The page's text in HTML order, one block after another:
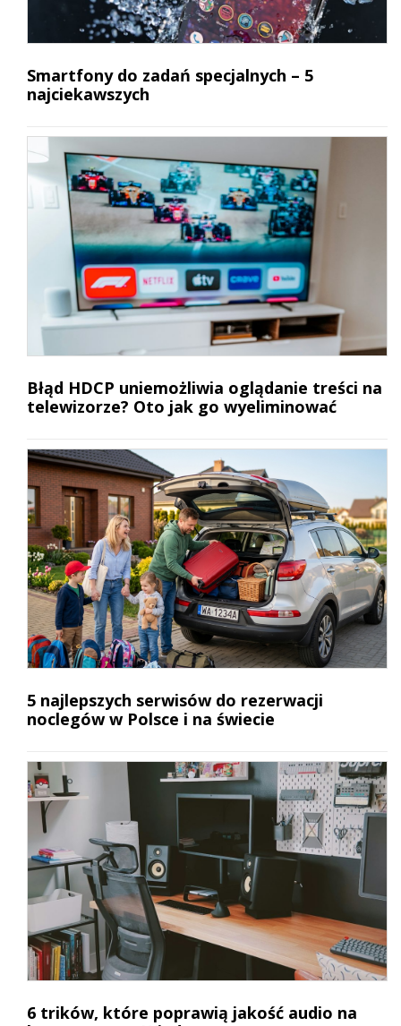
Smartfony do zadań specjalnych – 5
najciekawszych
Błąd HDCP uniemożliwia oglądanie treści na
telewizorze? Oto jak go wyeliminować
5 najlepszych serwisów do rezerwacji
noclegów w Polsce i na świecie
6 trików, które poprawią jakość audio na